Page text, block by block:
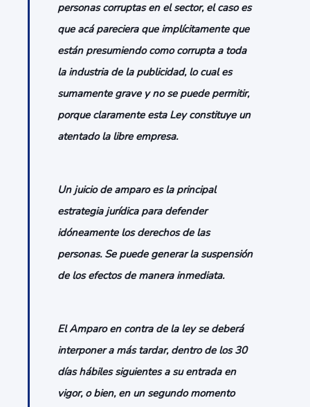
personas corruptas en el sector, el caso es
que acá pareciera que implícitamente que
están presumiendo como corrupta a toda
la industria de la publicidad, lo cual es
sumamente grave y no se puede permitir,
porque claramente esta Ley constituye un
atentado la libre empresa.
Un juicio de amparo es la principal
estrategia jurídica para defender
idóneamente los derechos de las
personas. Se puede generar la suspensión
de los efectos de manera inmediata.
El Amparo en contra de la ley se deberá
interponer a más tardar, dentro de los 30
días hábiles siguientes a su entrada en
vigor, o bien, en un segundo momento